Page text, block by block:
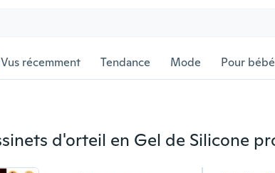
Vus récemment Tendance Mode Pour bébé